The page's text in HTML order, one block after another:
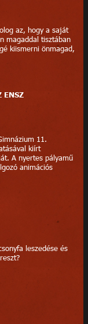
az, hogy a saját
magaddal tisztában
kiismerni önmagad,
ENSZ
11.
kiírt
A nyertes pályamű
animációs
leszedése és